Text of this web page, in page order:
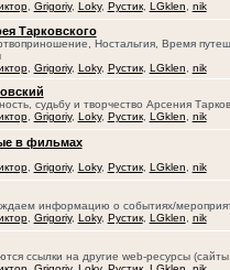
, Grigoriy, Loky, Рустик, LGklen nik
Тарковского
Ностальгия, Время
, Grigoriy, Loky, Рустик, LGklen nik
судьбу и творчество Арсения
, Grigoriy, Loky, Рустик, LGklen nik
в фильмах
, Grigoriy, Loky, Рустик, LGklen nik
информацию о событиях/
, Grigoriy, Loky, Рустик, LGklen nik
ссылки на другие web-ресурсы